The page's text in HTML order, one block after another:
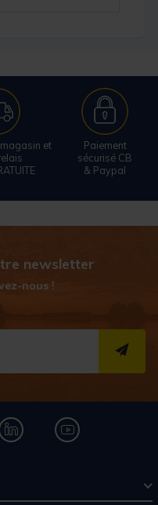
et
Paiement
sécurisé CB
& Paypal
newsletter
nous !